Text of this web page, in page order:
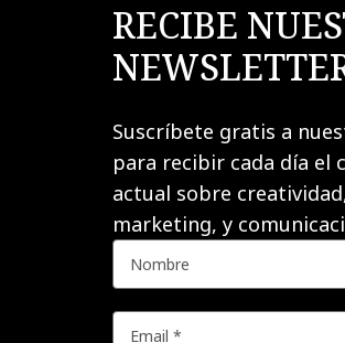
RECIBE
Suscríbete gratis a
para recibir cada día el
actual sobre
marketing, y